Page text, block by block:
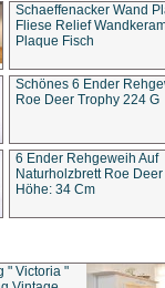
Schaeffenacker Wand
Fliese Relief
Plaque Fisch
Schönes 6 Ender
Roe Deer Trophy 224 G
6 Ender Rehgeweih Auf
Naturholzbrett Roe
Höhe: 34 Cm
" Victoria "